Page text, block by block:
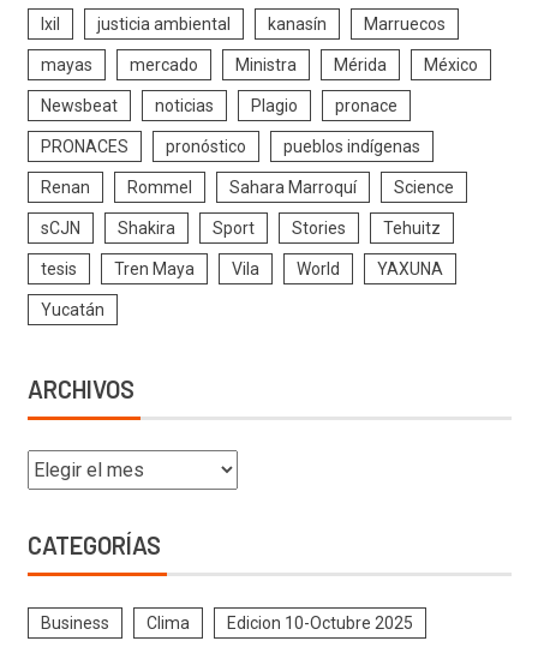
Ixil justicia ambiental kanasín Marruecos
mayas mercado Ministra Mérida México
Newsbeat noticias Plagio pronace
PRONACES pronóstico pueblos indígenas
Renan Rommel Sahara Marroquí Science
sCJN Shakira Sport Stories Tehuitz
tesis Tren Maya Vila World YAXUNA
Yucatán
ARCHIVOS
CATEGORÍAS
Business Clima Edicion 10-Octubre 2025